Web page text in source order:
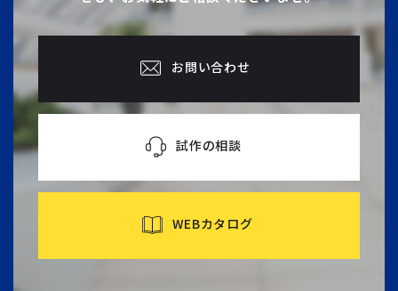
お問い合わせ
試作の相談
WEBカタログ